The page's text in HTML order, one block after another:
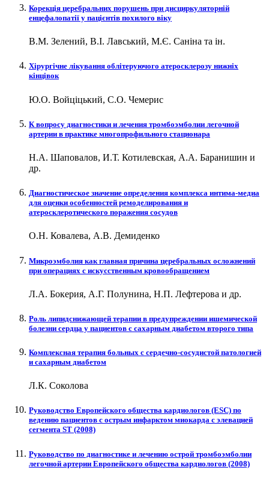
Корекція церебральних порушень при дисциркуляторній
енцефалопатії у пацієнтів похилого віку
В.М. Зелений, В.І. Лавський, М.Є. Саніна та ін.
Хірургічне лікування облітеруючого атеросклерозу нижніх
кінцівок
Ю.О. Войціцький, С.О. Чемерис
К вопросу диагностики и лечения тромбоэмболии легочной
артерии в практике многопрофильного стационара
Н.А. Шаповалов, И.Т. Котилевская, А.А. Баранишин и
др.
Диагностическое значение определения комплекса интима-медиа
для оценки особенностей ремоделирования и
атеросклеротического поражения сосудов
О.Н. Ковалева, А.В. Демиденко
Микроэмболия как главная причина церебральных осложнений
при операциях с искусственным кровообращением
Л.А. Бокерия, А.Г. Полунина, Н.П. Лефтерова и др.
Роль липидснижающей терапии в предупреждении ишемической
болезни сердца у пациентов с сахарным диабетом второго типа
Комплексная терапия больных с сердечно-сосудистой патологией
и сахарным диабетом
Л.К. Соколова
Руководство Европейского общества кардиологов (ESC) по
ведению пациентов с острым инфарктом миокарда с элевацией
сегмента ST (2008)
Руководство по диагностике и лечению острой тромбоэмболии
легочной артерии Европейского общества кардиологов (2008)